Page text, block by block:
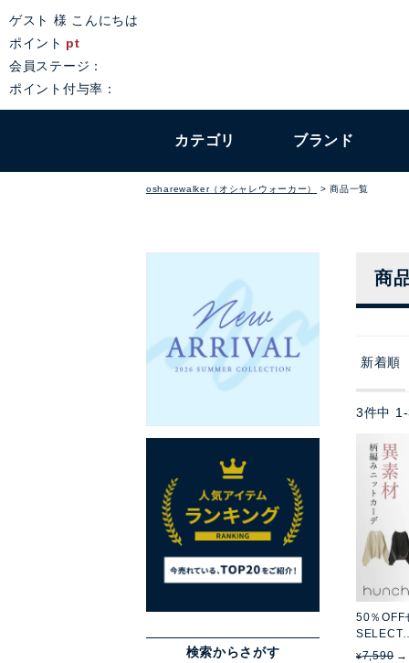
ゲスト 様 こんにちは
ポイント pt
会員ステージ：
ポイント付与率：
カテゴリ ブランド
osharewalker（オシャレウォーカー） 商品一覧
検索からさがす
商
新着順
3件中 1 -
50％
SELECT
柄編み
¥7,590